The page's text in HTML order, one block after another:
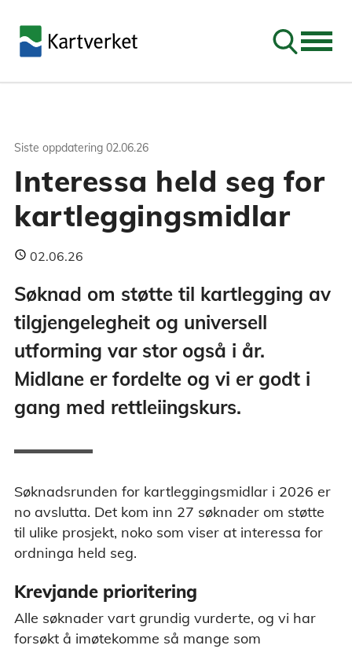
Søk
Siste oppdatering 02.06.26
Interessa held seg for
kartleggingsmidlar
02.06.26
Søknad om støtte til kartlegging av
tilgjengelegheit og universell
utforming var stor også i år.
Midlane er fordelte og vi er godt i
gang med rettleiingskurs.
Søknadsrunden for kartleggingsmidlar i 2026 er
no avslutta. Det kom inn 27 søknader om støtte
til ulike prosjekt, noko som viser at interessa for
ordninga held seg.
Krevjande prioritering
Alle søknader vart grundig vurderte, og vi har
forsøkt å imøtekomme så mange som